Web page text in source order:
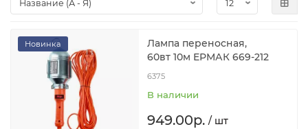
Новинка
Лампа переносная,
60вт 10м ЕРМАК 669-212
6375
В наличии
949.00р. / шт